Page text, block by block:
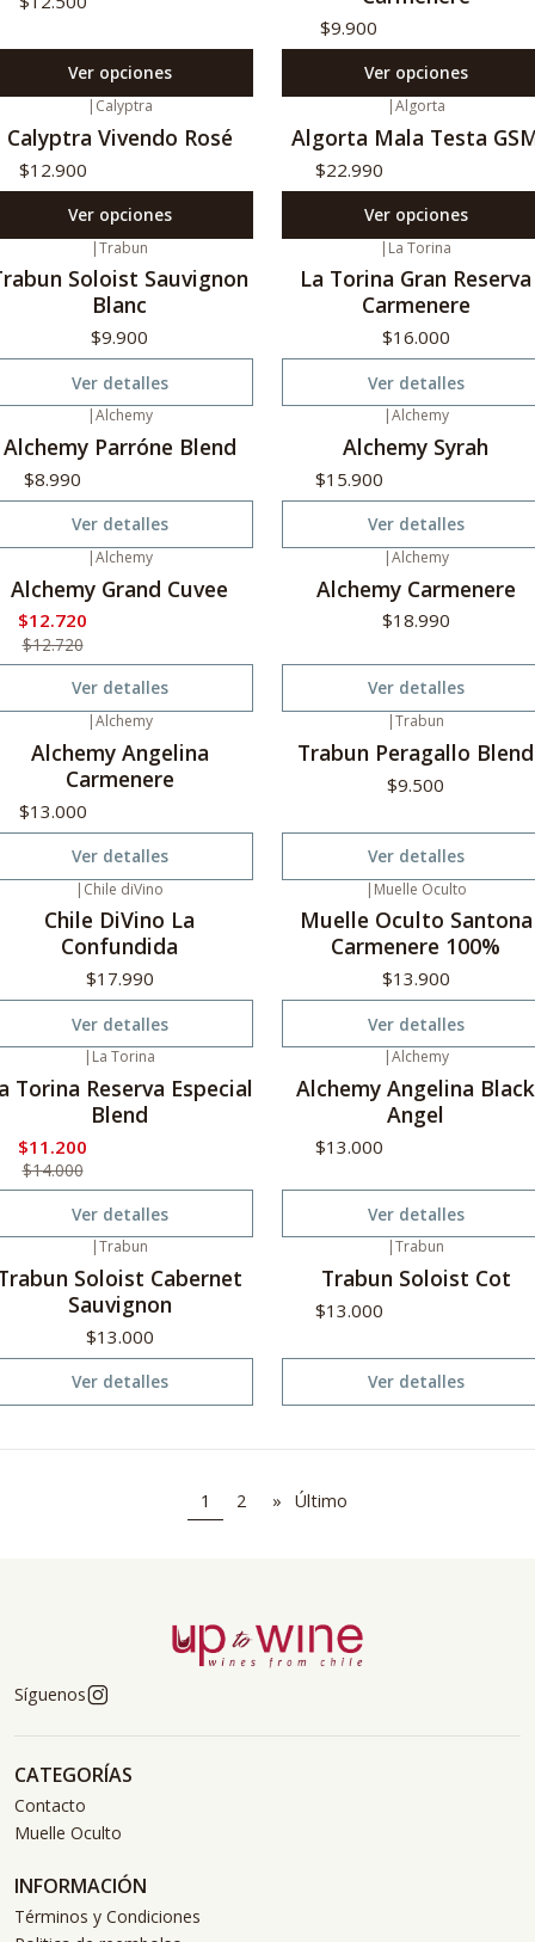
Ver opciones
$9.900
Ver opciones
| Calyptra
Calyptra Vivendo Rosé
$12.900
Ver opciones
|Algorta
Algorta Mala Testa
$22.990
Ver opciones
|Trabun
Soloist Sauvignon
Blanc
$9.900
Ver detalles
| La Torina
La Torina Gran Reserva
Carmenere
$16.000
Ver detalles
|Alchemy
Alchemy Parróne Blend
$8.990
Ver detalles
|Alchemy
Alchemy Syrah
$15.900
Ver detalles
disponible
|Alchemy
Alchemy Grand Cuvee
$12.720
$12.720
Ver detalles
|Alchemy
Alchemy Carmenere
$18.990
Ver detalles
|Alchemy
Alchemy Angelina
Carmenere
$13.000
Ver detalles
|Trabun
Trabun Peragallo Blend
$9.500
Ver detalles
disponible
| Chile diVino
Chile DiVino La
Confundida
$17.990
Ver detalles
No disponible
| Muelle Oculto
Muelle Oculto Santona
Carmenere 100%
$13.900
Ver detalles
disponible
| La Torina
Torina Reserva Especial
Blend
$11.200
$14.000
Ver detalles
|Alchemy
Alchemy Angelina Black
Angel
$13.000
Ver detalles
|Trabun
Soloist Cabernet
Sauvignon
$13.000
Ver detalles
|Trabun
Trabun Soloist Cot
$13.000
Ver detalles
1 2 » Último
Síguenos
CATEGORÍAS
Contacto
Muelle Oculto
INFORMACIÓN
Términos y Condiciones